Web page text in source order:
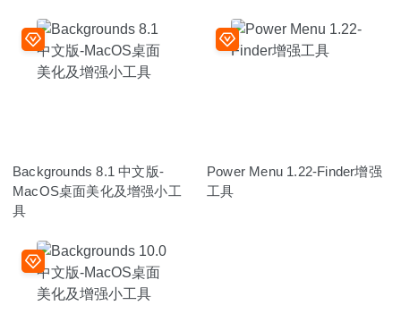
Backgrounds 8.1 中文版-
MacOS桌面美化及增强小工
具
Power Menu 1.22-Finder增强
工具